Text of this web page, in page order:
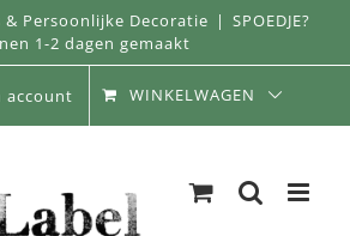
& Persoonlijke Decoratie | SPOEDJE?
1-2 dagen gemaakt
account WINKELWAGEN